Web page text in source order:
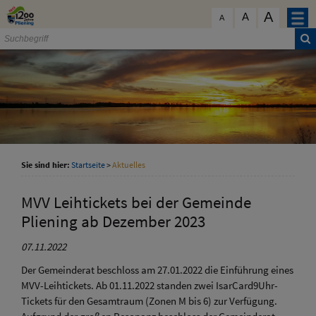
Zum Inhalt
A A A
Sie sind hier: Startseite>Aktuelles
MVV Leihtickets bei der Gemeinde
Pliening ab Dezember 2023
07.11.2022
Der Gemeinderat beschloss am 27.01.2022 die Einführung eines
MVV-Leihtickets. Ab 01.11.2022 standen zwei IsarCard9Uhr-
Tickets für den Gesamtraum (Zonen M bis 6) zur Verfügung.
schließen